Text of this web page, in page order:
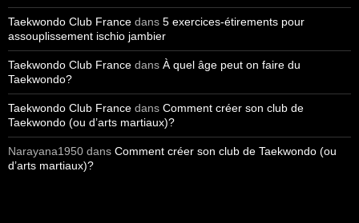
Taekwondo Club France dans 5 exercices-étirements pour
assouplissement ischio jambier
Taekwondo Club France dans À quel âge peut on faire du
Taekwondo?
Taekwondo Club France dans Comment créer son club de
Taekwondo (ou d’arts martiaux)?
Narayana1950 dans Comment créer son club de Taekwondo (ou
d’arts martiaux)?